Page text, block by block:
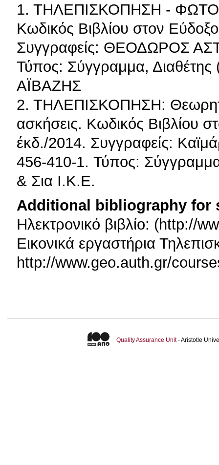
1. ΤΗΛΕΠΙΣΚΟΠΗΣΗ -
Κωδικός Βιβλίου στον
Συγγραφείς: ΘΕΟΔΩΡΟΣ
Τύπος: Σύγγραμμα,
ΑΪΒΑΖΗΣ
2. ΤΗΛΕΠΙΣΚΟΠΗΣΗ:
ασκήσεις. Κωδικός Βιβλίου
έκδ./2014. Συγγραφείς:
456-410-1. Τύπος:
& Σια Ι.Κ.Ε.
Additional bibliography for
Ηλεκτρονικό βιβλίο: (http://
Εικονικά εργαστήρια
http://www.geo.auth.gr/
Quality Assurance Unit- Aristotle